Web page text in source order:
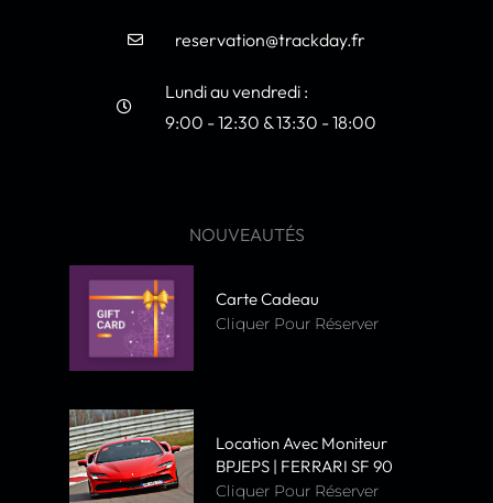
reservation@trackday.fr
Lundi au vendredi :
9:00 - 12:30 & 13:30 - 18:00
NOUVEAUTÉS
Carte Cadeau
Cliquer Pour Réserver
Location Avec Moniteur
BPJEPS | FERRARI SF 90
Cliquer Pour Réserver